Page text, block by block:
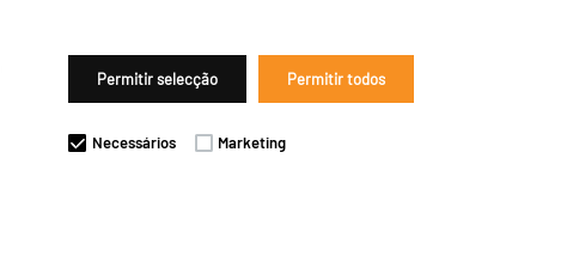
Permitir selecção Permitir todos
Necessários Marketing